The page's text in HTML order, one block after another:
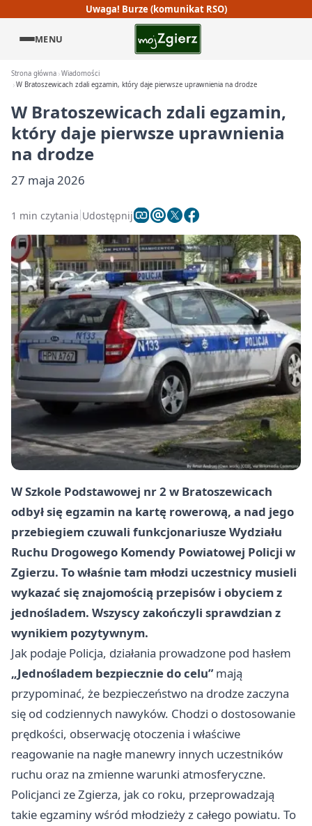
Uwaga! Burze (komunikat RSO)
MENU
Strona główna Wiadomości
W Bratoszewicach zdali egzamin, który daje pierwsze uprawnienia na drodze
W Bratoszewicach zdali egzamin,
który daje pierwsze uprawnienia
na drodze
27 maja 2026
1 min czytania Udostępnij
W Szkole Podstawowej nr 2 w Bratoszewicach
odbył się egzamin na kartę rowerową, a nad jego
przebiegiem czuwali funkcjonariusze Wydziału
Ruchu Drogowego Komendy Powiatowej Policji w
Zgierzu. To właśnie tam młodzi uczestnicy musieli
wykazać się znajomością przepisów i obyciem z
jednośladem. Wszyscy zakończyli sprawdzian z
wynikiem pozytywnym.
Jak podaje Policja, działania prowadzone pod hasłem
„Jednośladem bezpiecznie do celu”mają
przypominać, że bezpieczeństwo na drodze zaczyna
się od codziennych nawyków. Chodzi o dostosowanie
prędkości, obserwację otoczenia i właściwe
reagowanie na nagłe manewry innych uczestników
ruchu oraz na zmienne warunki atmosferyczne.
Policjanci ze Zgierza, jak co roku, przeprowadzają
takie egzaminy wśród młodzieży z całego powiatu. To